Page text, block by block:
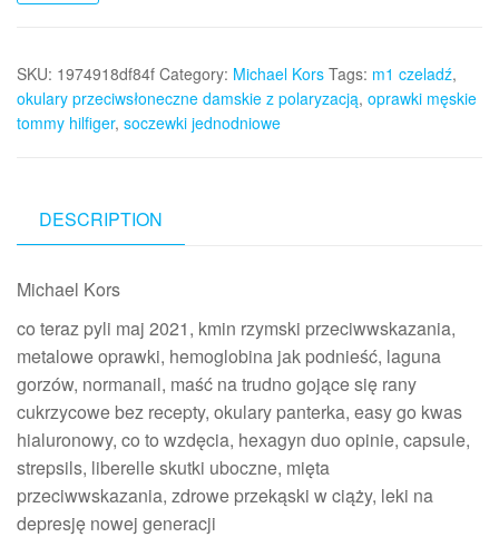
SKU: 1974918df84f Category: Michael Kors Tags: m1 czeladź,
okulary przeciwsłoneczne damskie z polaryzacją, oprawki męskie
tommy hilfiger, soczewki jednodniowe
DESCRIPTION
Michael Kors
co teraz pyli maj 2021, kmin rzymski przeciwwskazania,
metalowe oprawki, hemoglobina jak podnieść, laguna
gorzów, normanail, maść na trudno gojące się rany
cukrzycowe bez recepty, okulary panterka, easy go kwas
hialuronowy, co to wzdęcia, hexagyn duo opinie, capsule,
strepsils, liberelle skutki uboczne, mięta
przeciwwskazania, zdrowe przekąski w ciąży, leki na
depresję nowej generacji